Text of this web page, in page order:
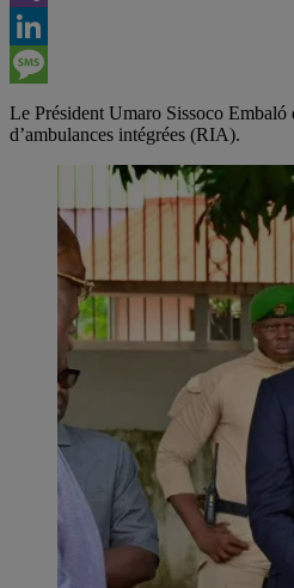
Viber
LinkedIn
Message
Le Président Umaro Sissoco Embaló
d’ambulances intégrées (RIA).